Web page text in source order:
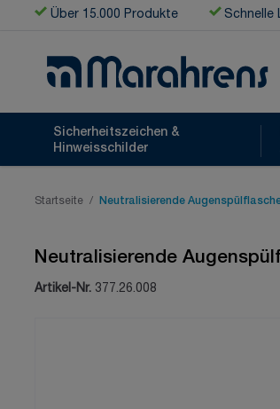
Zum Inhalt springen
Über 15.000 Produkte Schnelle
Sicherheitszeichen &
Hinweisschilder
Startseite / Neutralisierende
Neutralisierende
Artikel-Nr. 377.26.008